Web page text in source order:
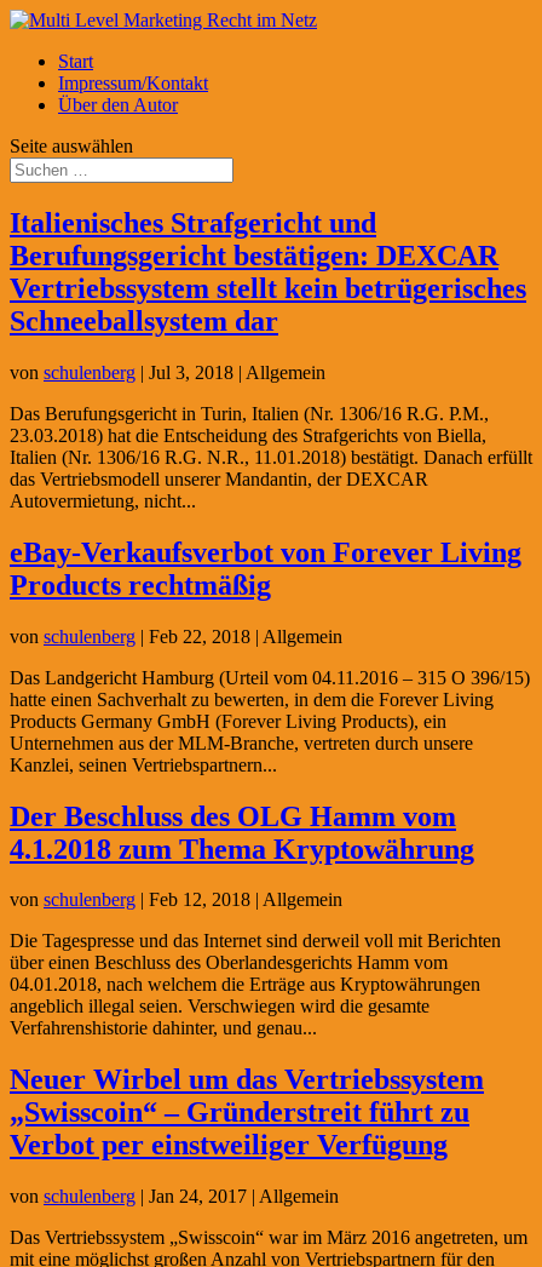
Start
Impressum/Kontakt
Über den Autor
Seite auswählen
Italienisches Strafgericht und
Berufungsgericht bestätigen: DEXCAR
Vertriebssystem stellt kein betrügerisches
Schneeballsystem dar
von schulenberg | Jul 3, 2018 | Allgemein
Das Berufungsgericht in Turin, Italien (Nr. 1306/16 R.G. P.M.,
23.03.2018) hat die Entscheidung des Strafgerichts von Biella,
Italien (Nr. 1306/16 R.G. N.R., 11.01.2018) bestätigt. Danach erfüllt
das Vertriebsmodell unserer Mandantin, der DEXCAR
Autovermietung, nicht...
eBay-Verkaufsverbot von Forever Living
Products rechtmäßig
von schulenberg | Feb 22, 2018 | Allgemein
Das Landgericht Hamburg (Urteil vom 04.11.2016 – 315 O 396/15)
hatte einen Sachverhalt zu bewerten, in dem die Forever Living
Products Germany GmbH (Forever Living Products), ein
Unternehmen aus der MLM-Branche, vertreten durch unsere
Kanzlei, seinen Vertriebspartnern...
Der Beschluss des OLG Hamm vom
4.1.2018 zum Thema Kryptowährung
von schulenberg | Feb 12, 2018 | Allgemein
Die Tagespresse und das Internet sind derweil voll mit Berichten
über einen Beschluss des Oberlandesgerichts Hamm vom
04.01.2018, nach welchem die Erträge aus Kryptowährungen
angeblich illegal seien. Verschwiegen wird die gesamte
Verfahrenshistorie dahinter, und genau...
Neuer Wirbel um das Vertriebssystem
„Swisscoin“ – Gründerstreit führt zu
Verbot per einstweiliger Verfügung
von schulenberg | Jan 24, 2017 | Allgemein
Das Vertriebssystem „Swisscoin“ war im März 2016 angetreten, um
mit eine möglichst großen Anzahl von Vertriebspartnern für den